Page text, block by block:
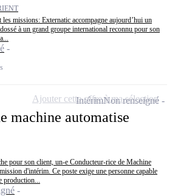
les missions: Externatic accompagne aujourd’hui un
à un grand groupe international reconnu pour son
machine automatise
pour son client, un-e Conducteur-rice de Machine
d'intérim. Ce poste exige une personne capable
production...
IntérimNon renseigné
Ajouter cette offre à ma sélection